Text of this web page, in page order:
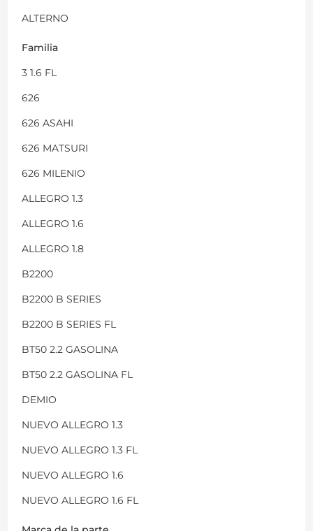
ALTERNO
Familia
3 1.6 FL
626
626 ASAHI
626 MATSURI
626 MILENIO
ALLEGRO 1.3
ALLEGRO 1.6
ALLEGRO 1.8
B2200
B2200 B SERIES
B2200 B SERIES FL
BT50 2.2 GASOLINA
BT50 2.2 GASOLINA FL
DEMIO
NUEVO ALLEGRO 1.3
NUEVO ALLEGRO 1.3 FL
NUEVO ALLEGRO 1.6
NUEVO ALLEGRO 1.6 FL